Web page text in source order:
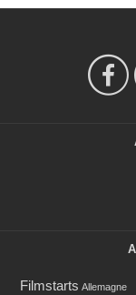
Filmstarts Allemagne